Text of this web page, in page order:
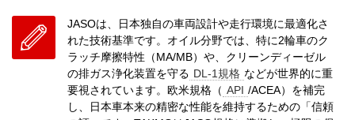
JASOは、日本独自の車両設計や走行環境に最適化さ
れた技術基準です。オイル分野では、特に2輪車のク
ラッチ摩擦特性（MA/MB）や、クリーンディーゼル
の排ガス浄化装置を守る DL-1規格 などが世界的に重
要視されています。欧米規格（ API /ACEA）を補完
し、日本車本来の精密な性能を維持するための「信頼